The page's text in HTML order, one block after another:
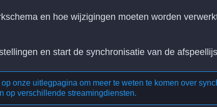
en hoe wijzigingen moeten worden
en start de synchronisatie van de
onze uitlegpagina om meer te weten te komen over
op verschillende streamingdiensten.